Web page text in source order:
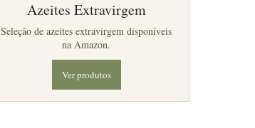
Azeites Extravirgem
Seleção de azeites extravirgem disponíveis
na Amazon.
Ver produtos